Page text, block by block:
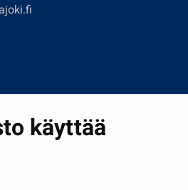
käyttää